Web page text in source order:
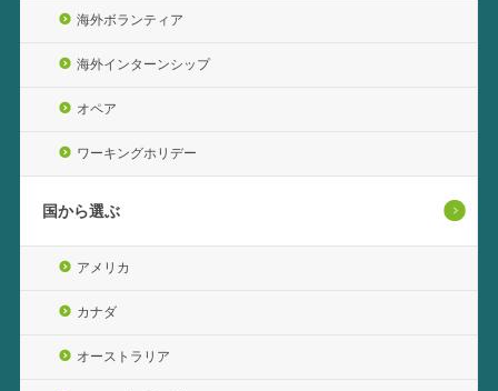
海外ボランティア
海外インターンシップ
オペア
ワーキングホリデー
国から選ぶ
アメリカ
カナダ
オーストラリア